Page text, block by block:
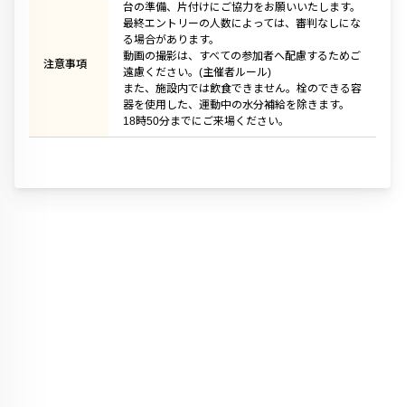
注意事項
台の準備、片付けにご協力をお願いいたします。
最終エントリーの人数によっては、審判なしにな
る場合があります。
動画の撮影は、すべての参加者へ配慮するためご
遠慮ください。(主催者ルール)
また、施設内では飲食できません。栓のできる容
器を使用した、運動中の水分補給を除きます。
18時50分までにご来場ください。